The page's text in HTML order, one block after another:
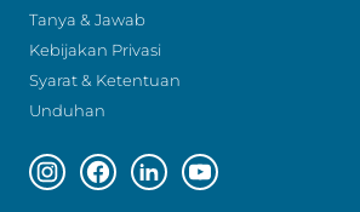
Tanya & Jawab
Kebijakan Privasi
Syarat & Ketentuan
Unduhan